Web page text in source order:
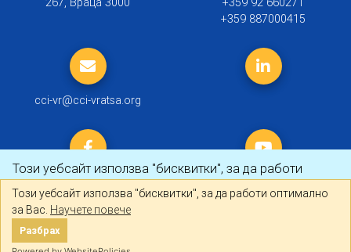
Този уебсайт използва "бисквитки", за да работи
оптимално за Вас.Научете повече
Разбрах
Този уебсайт използва "бисквитки", за да работи оптимално
за Вас. Научете повече
Разбрах
+359 887000415
cci-vr@cci-vratsa.org
© 2019 ТПП Враца |Политика за личните данни